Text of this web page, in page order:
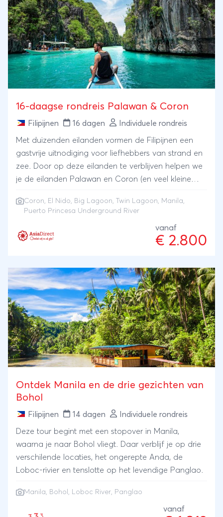
16-daagse rondreis Palawan & Coron
Filipijnen 16 dagen Individuele rondreis
Met duizenden eilanden vormen de Filipijnen een
gastvrije uitnodiging voor liefhebbers van strand en
zee. Door op deze eilanden te verblijven helpen we
je de eilanden Palawan en Coron (en veel kleine
ontdekken. Deze 16-daagse rondreis Palawan &
lagunes Big Lagoon (bij El Nido) en Twin Lagoon (bij
Coron), mooie zonsondergangen, eindeloze
in Manila, zeesterren kijken, varen naar de
beroemde Puerto Princesa Underground River en -
met wat geluk- snorkelen tussen nemovissen en
zeeschildpadden......
Coron, El Nido, Big Lagoon, Twin Lagoon, Manila,
Puerto Princesa Underground River
vanaf
€ 2.800
Ontdek Manila en de drie gezichten van
Bohol
Filipijnen 14 dagen Individuele rondreis
Deze tour begint met een stopover in Manila,
waarna je naar Bohol vliegt. Daar verblijf je op drie
verschilende locaties, het ongerepte Anda, de
Loboc-rivier en tenslotte op het levendige Panglao.
Manila, Bohol, Loboc River, Panglao
vanaf